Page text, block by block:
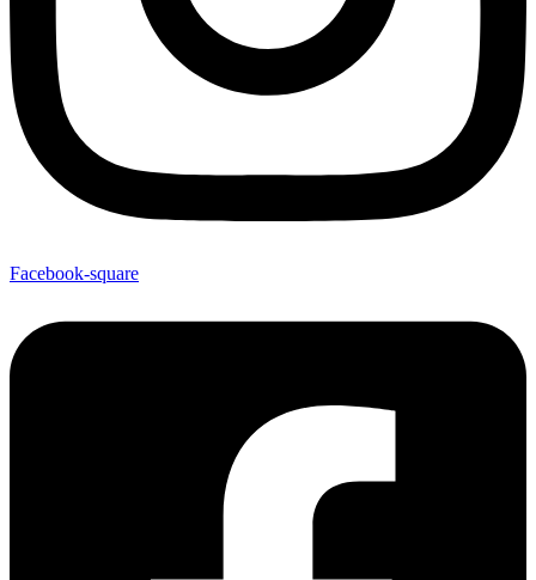
Facebook-square